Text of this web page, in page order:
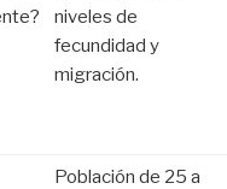
niveles de
fecundidad y
migración.
Población de 25 a